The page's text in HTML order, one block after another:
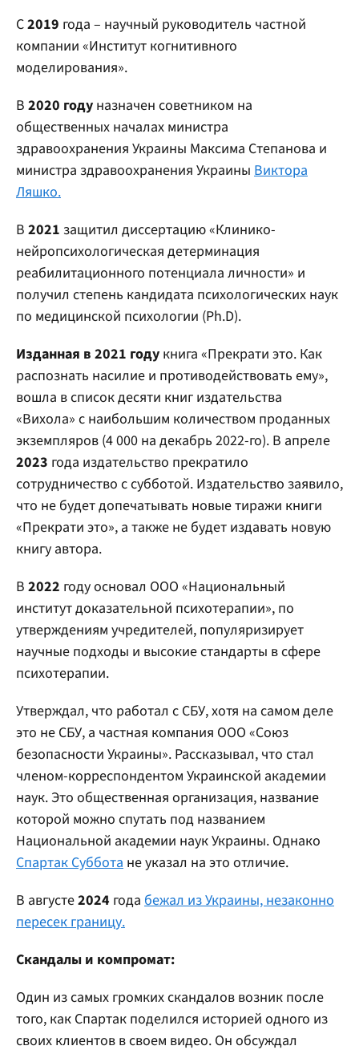
С2019 года – научный руководитель частной
компании «Институт когнитивного
моделирования».
В 2020 году назначен советником на
общественных началах министра
здравоохранения Украины Максима Степанова и
министра здравоохранения Украины Виктора
Ляшко.
В 2021 защитил диссертацию «Клинико-
нейропсихологическая детерминация
реабилитационного потенциала личности» и
получил степень кандидата психологических наук
по медицинской психологии (Ph.D).
Изданная в 2021 году книга «Прекрати это. Как
распознать насилие и противодействовать ему»,
вошла в список десяти книг издательства
«Вихола» с наибольшим количеством проданных
экземпляров (4 000 на декабрь 2022-го). В апреле
2023 года издательство прекратило
сотрудничество с субботой. Издательство заявило,
что не будет допечатывать новые тиражи книги
«Прекрати это», а также не будет издавать новую
книгу автора.
В 2022 году основал ООО «Национальный
институт доказательной психотерапии», по
утверждениям учредителей, популяризирует
научные подходы и высокие стандарты в сфере
психотерапии.
Утверждал, что работал с СБУ, хотя на самом деле
это не СБУ, а частная компания ООО «Союз
безопасности Украины». Рассказывал, что стал
членом-корреспондентом Украинской академии
наук. Это общественная организация, название
которой можно спутать под названием
Национальной академии наук Украины. Однако
Спартак Суббота не указал на это отличие.
В августе2024 года бежал из Украины, незаконно
пересек границу.
Скандалы и компромат:
Один из самых громких скандалов возник после
того, как Спартак поделился историей одного из
своих клиентов в своем видео. Он обсуждал